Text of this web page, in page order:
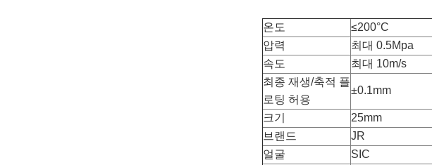
온도
≤200°C
압력
최대 0.5Mpa
속도
최대 10m/s
최종 재생/축적 플
로팅 허용
±0.1mm
크기
25mm
브랜드
JR
얼굴
SIC